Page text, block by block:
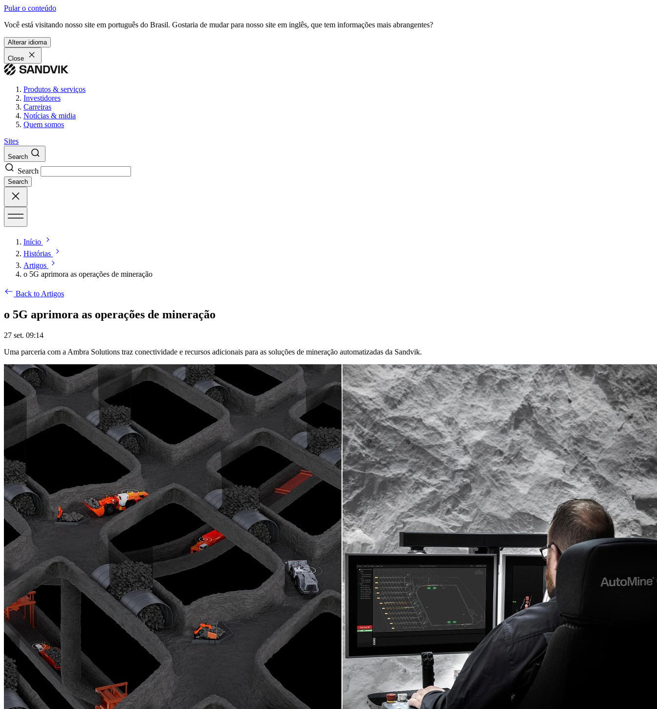
Pular o conteúdo
Você está visitando nosso site em português do Brasil. Gostaria de mudar para nosso site em inglês, que tem informações mais abrangentes?
Alterar idioma
Close
Produtos & serviços
Investidores
Carreiras
Notícias & midia
Quem somos
Sites
Search
Search
Search
Início
Histórias
Artigos
o 5G aprimora as operações de mineração
Back to Artigos
o 5G aprimora as operações de mineração
27 set. 09:14
Uma parceria com a Ambra Solutions traz conectividade e recursos adicionais para as soluções de mineração automatizadas da Sandvik.